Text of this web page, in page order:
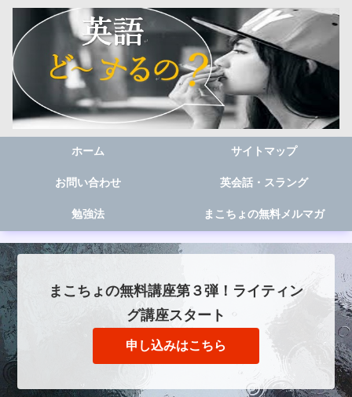
ホーム サイトマップ
お問い合わせ 英会話・スラング
勉強法 まこちょの無料メルマガ
まこちょの無料講座第３弾！ライティン
グ講座スタート
申し込みはこちら